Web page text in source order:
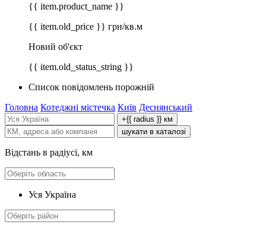
{{ item.product_name }}
{{ item.old_price }} грн/кв.м
Новий об'єкт
{{ item.old_status_string }}
Список повідомлень порожній
Головна Котеджні містечка Київ Деснянський
+{{ radius }} км
шукати в каталозі
Відстань в радіусі, км
Уся Україна